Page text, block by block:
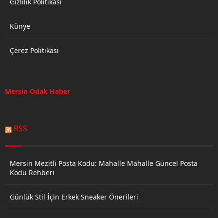
Künye
Çerez Politikası
Mersin Odak Haber
RSS
Mersin Mezitli Posta Kodu: Mahalle Mahalle Güncel Posta
Kodu Rehberi
Günlük Stil İçin Erkek Sneaker Önerileri